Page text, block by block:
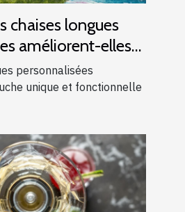
chaises longues
améliorent-elles
?
personnalisées
unique et fonctionnelle